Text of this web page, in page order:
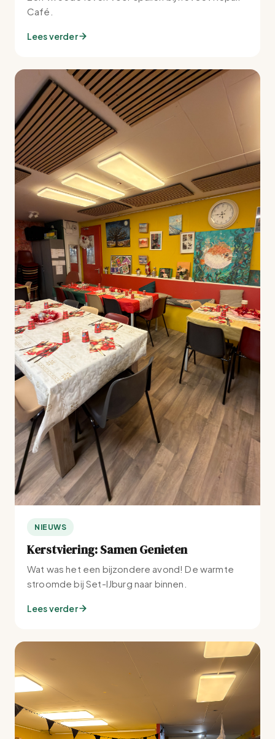
Café.
Lees verder
NIEUWS
Kerstviering: Samen Genieten
Wat was het een bijzondere avond! De warmte
stroomde bij Set-IJburg naar binnen.
Lees verder